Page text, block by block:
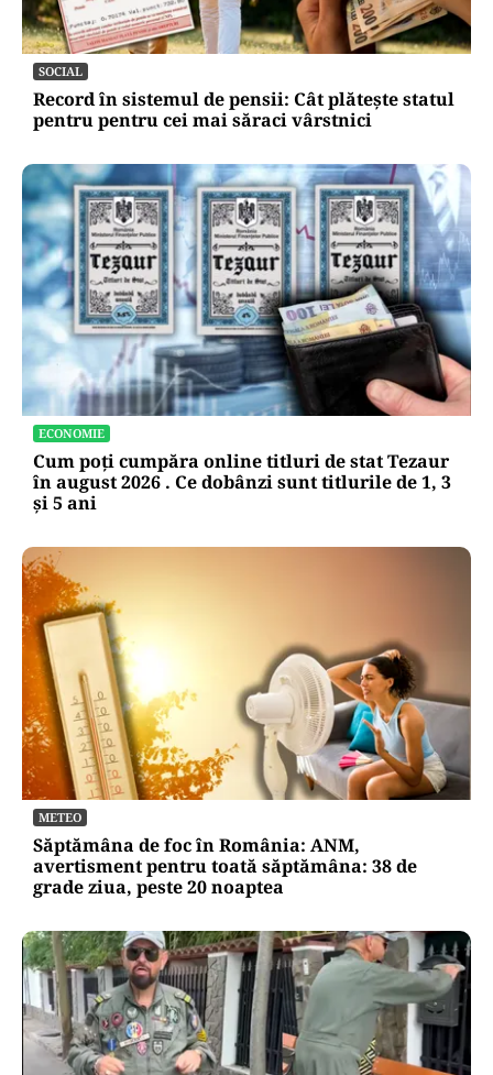
SOCIAL
Record în sistemul de pensii: Cât plătește statul
pentru pentru cei mai săraci vârstnici
ECONOMIE
Cum poți cumpăra online titluri de stat Tezaur
în august 2026 . Ce dobânzi sunt titlurile de 1, 3
și 5 ani
METEO
Săptămâna de foc în România: ANM,
avertisment pentru toată săptămâna: 38 de
grade ziua, peste 20 noaptea